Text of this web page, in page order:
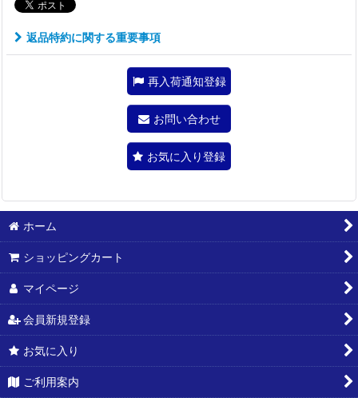
返品特約に関する重要事項
再入荷通知登録
お問い合わせ
お気に入り登録
ホーム
ショッピングカート
マイページ
会員新規登録
お気に入り
ご利用案内